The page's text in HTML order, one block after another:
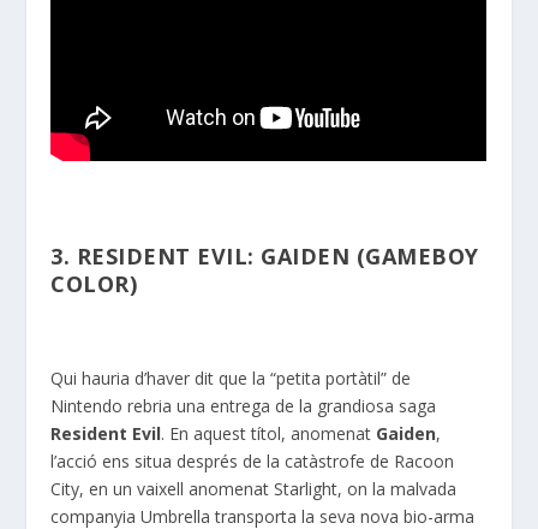
3. RESIDENT EVIL: GAIDEN (GAMEBOY
COLOR)
Qui hauria d’haver dit que la “petita portàtil” de
Nintendo rebria una entrega de la grandiosa saga
Resident Evil. En aquest títol, anomenat Gaiden,
l’acció ens situa després de la catàstrofe de Racoon
City, en un vaixell anomenat Starlight, on la malvada
companyia Umbrella transporta la seva nova bio-arma